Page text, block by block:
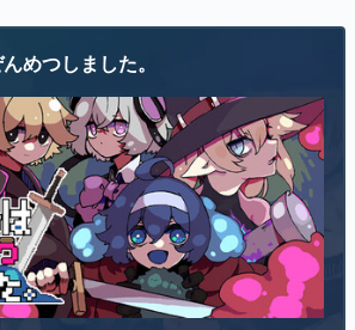
めつしました。